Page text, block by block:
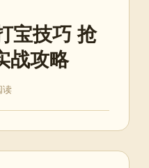
宝技巧 抢
战攻略
读